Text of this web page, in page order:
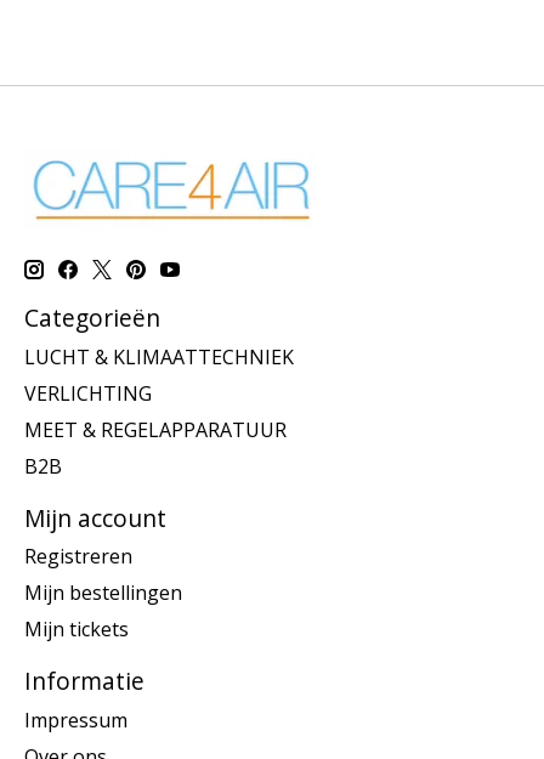
Categorieën
LUCHT & KLIMAATTECHNIEK
VERLICHTING
MEET & REGELAPPARATUUR
B2B
Mijn account
Registreren
Mijn bestellingen
Mijn tickets
Informatie
Impressum